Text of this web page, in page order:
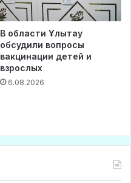
В области Ұлытау
обсудили вопросы
вакцинации детей и
взрослых
6.08.2026